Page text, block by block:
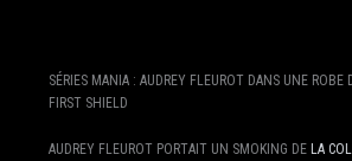
SÉRIES MANIA : AUDREY FLEUROT DANS UNE ROBE
FIRST SHIELD
AUDREY FLEUROT PORTAIT UN SMOKING DE LA